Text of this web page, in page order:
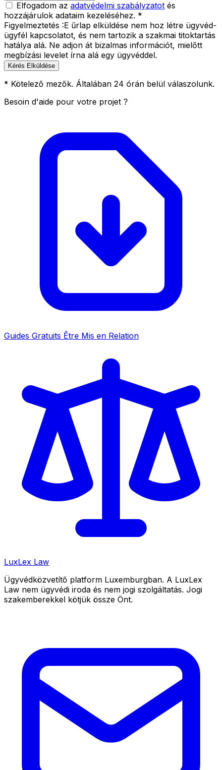
Elfogadom az adatvédelmi szabályzatot és
hozzájárulok adataim kezeléséhez. *
Figyelmeztetés :E űrlap elküldése nem hoz létre ügyvéd-
ügyfél kapcsolatot, és nem tartozik a szakmai titoktartás
hatálya alá. Ne adjon át bizalmas információt, mielőtt
megbízási levelet írna alá egy ügyvéddel.
Kérés Elküldése
* Kötelező mezők. Általában 24 órán belül válaszolunk.
Besoin d'aide pour votre projet ?
Guides Gratuits Être Mis en Relation
LuxLex Law
Ügyvédközvetítő platform Luxemburgban. A LuxLex
Law nem ügyvédi iroda és nem jogi szolgáltatás. Jogi
szakemberekkel kötjük össze Önt.